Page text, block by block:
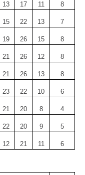
13 17 11 8
15 22 13 7
19 26 15 8
21 26 12 8
21 26 13 8
23 22 10 6
21 20 8 4
22 20 9 5
12 21 11 6